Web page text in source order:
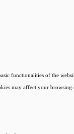
functionalities of the
may affect your browsing
Blick aufs
Sehr
dem